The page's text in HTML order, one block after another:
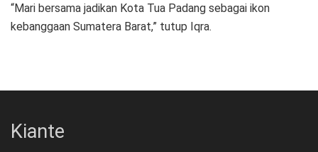
“Mari bersama jadikan Kota Tua Padang sebagai ikon
kebanggaan Sumatera Barat,” tutup Iqra.
Kiante